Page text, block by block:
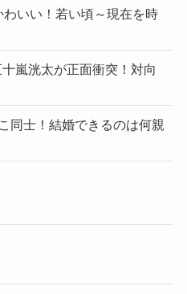
わいい！若い頃～現在を時
嵐洸太が正面衝突！対向
同士！結婚できるのは何親